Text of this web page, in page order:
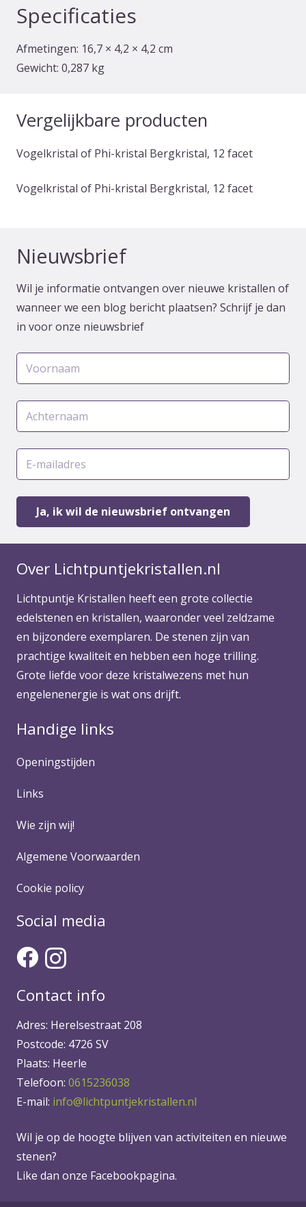
Specificaties
Afmetingen: 16,7 × 4,2 × 4,2 cm
Gewicht: 0,287 kg
Vergelijkbare producten
Vogelkristal of Phi-kristal Bergkristal, 12 facet
Vogelkristal of Phi-kristal Bergkristal, 12 facet
Nieuwsbrief
Wil je informatie ontvangen over nieuwe kristallen of
wanneer we een blog bericht plaatsen? Schrijf je dan
in voor onze nieuwsbrief
Over Lichtpuntjekristallen.nl
Lichtpuntje Kristallen heeft een grote collectie
edelstenen en kristallen, waaronder veel zeldzame
en bijzondere exemplaren. De stenen zijn van
prachtige kwaliteit en hebben een hoge trilling.
Grote liefde voor deze kristalwezens met hun
engelenenergie is wat ons drijft.
Handige links
Openingstijden
Links
Wie zijn wij!
Algemene Voorwaarden
Cookie policy
Social media
Contact info
Adres: Herelsestraat 208
Postcode: 4726 SV
Plaats: Heerle
Telefoon: 0615236038
E-mail: info@lichtpuntjekristallen.nl
Wil je op de hoogte blijven van activiteiten en nieuwe
stenen?
Like dan onze Facebookpagina.